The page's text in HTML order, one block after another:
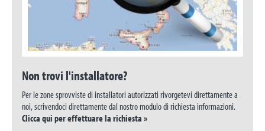
Non trovi l'installatore?
Per le zone sprovviste di installatori autorizzati rivorgetevi direttamente a
noi, scrivendoci direttamente dal nostro modulo di richiesta informazioni.
Clicca qui per effettuare la richiesta »